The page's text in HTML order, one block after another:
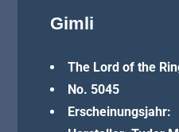
Gimli
The Lord of the
No. 5045
Erscheinungsjahr: